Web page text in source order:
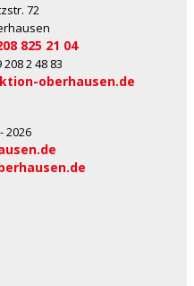
72
825 21 04
2 48 83
oberhausen.de
2026